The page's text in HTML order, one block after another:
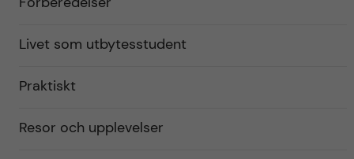
Livet som utbytesstudent
Praktiskt
Resor och upplevelser